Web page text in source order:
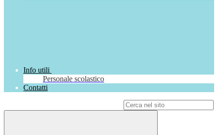
Info utili
Personale scolastico
Contatti